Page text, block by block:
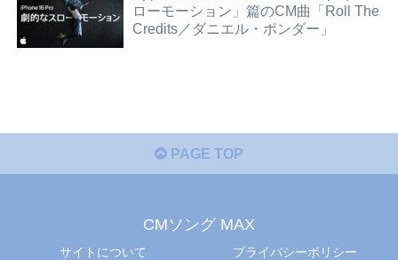
ローモーション」篇のCM曲「Roll The
Credits／ダニエル・ポンダー」
PAGE TOP
CMソング MAX
サイトについて プライバシーポリシー